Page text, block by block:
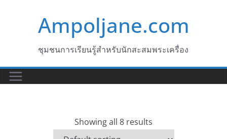
Ampoljane.com
ชุมชนการเรียนรู้สำหรับนักสะสมพระเครื่อง
Showing all 8 results